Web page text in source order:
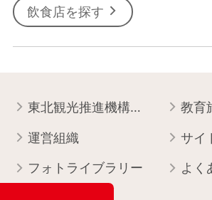
飲食店を探す
東北観光推進機構について 教育旅
運営組織 サイ
フォトライブラリー よく